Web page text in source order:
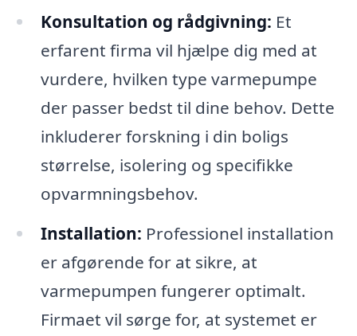
Konsultation og rådgivning: Et
erfarent firma vil hjælpe dig med at
vurdere, hvilken type varmepumpe
der passer bedst til dine behov. Dette
inkluderer forskning i din boligs
størrelse, isolering og specifikke
opvarmningsbehov.
Installation: Professionel installation
er afgørende for at sikre, at
varmepumpen fungerer optimalt.
Firmaet vil sørge for, at systemet er